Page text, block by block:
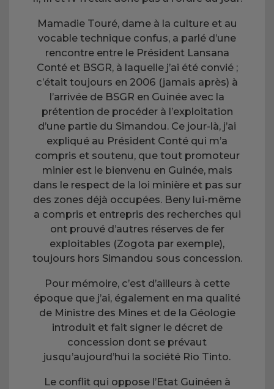
Mamadie Touré, dame à la culture et au
vocable technique confus, a parlé d’une
rencontre entre le Président Lansana
Conté et BSGR, à laquelle j’ai été convié ;
c’était toujours en 2006 (jamais après) à
l’arrivée de BSGR en Guinée avec la
prétention de procéder à l’exploitation
d’une partie du Simandou. Ce jour-là, j’ai
expliqué au Président Conté qui m’a
compris et soutenu, que tout promoteur
minier est le bienvenu en Guinée, mais
dans le respect de la loi minière et pas sur
des zones déjà occupées. Beny lui-même
a compris et entrepris des recherches qui
ont prouvé d’autres réserves de fer
exploitables (Zogota par exemple),
toujours hors Simandou sous concession.
Pour mémoire, c’est d’ailleurs à cette
époque que j’ai, également en ma qualité
de Ministre des Mines et de la Géologie
introduit et fait signer le décret de
concession dont se prévaut
jusqu’aujourd’hui la société Rio Tinto.
Le conflit qui oppose l’Etat Guinéen à